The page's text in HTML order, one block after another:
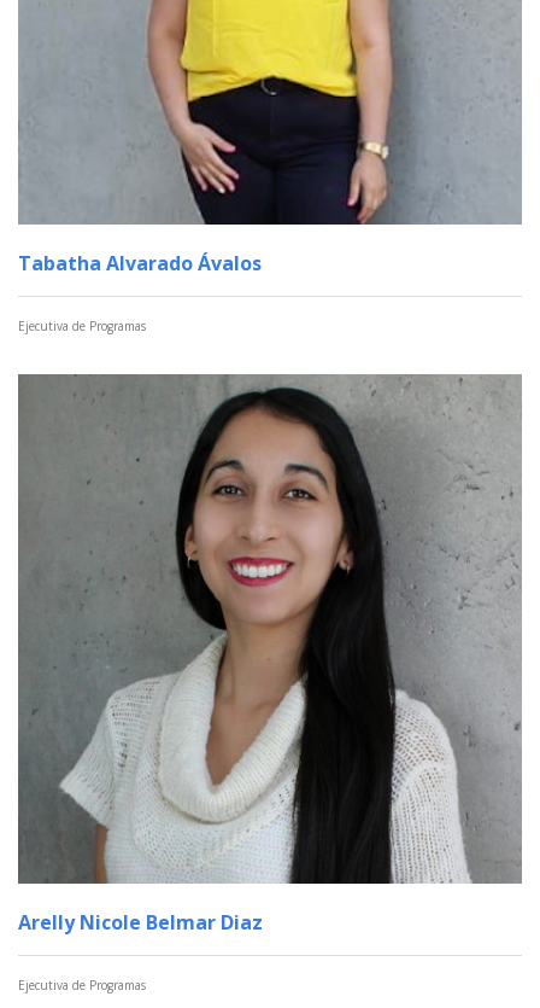
Tabatha Alvarado Ávalos
Ejecutiva de Programas
Arelly Nicole Belmar Diaz
Ejecutiva de Programas